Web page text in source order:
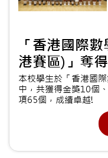
「香港國際
港賽區)」奪
本校學生於「香港國
中，共獲得金獎10個
項65個，成績卓越!